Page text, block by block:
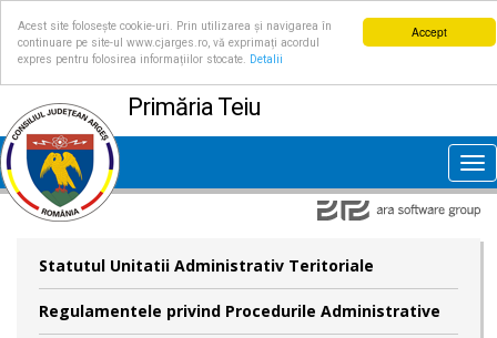
Accept
Acest site folosește cookie-uri. Prin utilizarea și navigarea în
continuare pe site-ul www.cjarges.ro, vă exprimați acordul
expres pentru folosirea informațiilor stocate.
Detalii
Primăria Teiu
Statutul Unitatii Administrativ Teritoriale
Regulamentele privind Procedurile Administrative